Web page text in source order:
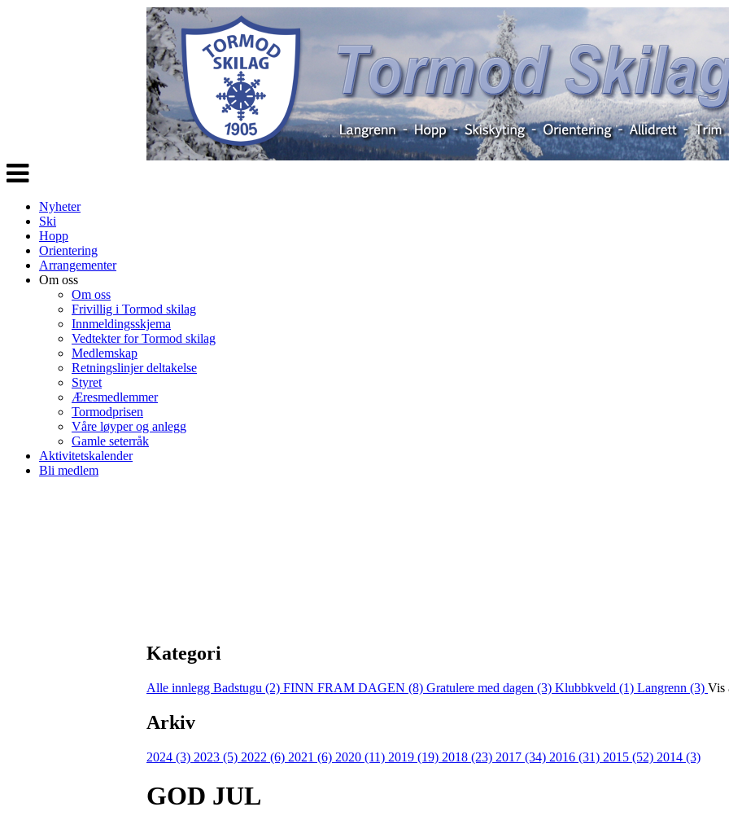
Veksle
navigasjon
Nyheter
Ski
Hopp
Orientering
Arrangementer
Om oss
Om oss
Frivillig i Tormod skilag
Innmeldingsskjema
Vedtekter for Tormod skilag
Medlemskap
Retningslinjer deltakelse
Styret
Æresmedlemmer
Tormodprisen
Våre løyper og anlegg
Gamle seterråk
Aktivitetskalender
Bli medlem
Kategori
Alle innlegg Badstugu (2) FINN FRAM DAGEN (8) Gratulere med dagen (3) Klubbkveld (1) Langrenn (3) Vis
Arkiv
2024 (3) 2023 (5) 2022 (6) 2021 (6) 2020 (11) 2019 (19) 2018 (23) 2017 (34) 2016 (31) 2015 (52) 2014 (3)
GOD JUL